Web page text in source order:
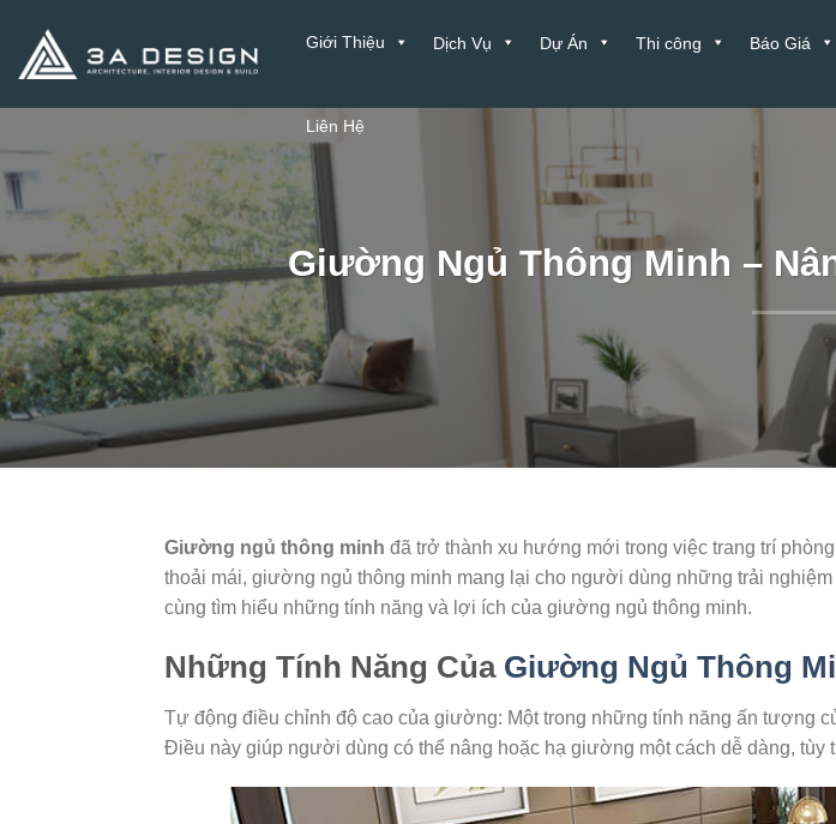
nội
dung
Giới Thiệu Dịch Vụ Dự Án Thi công Báo Giá
Liên Hệ
Giường Ngủ Thông Minh –
Giường ngủ thông minh đã trở thành xu hướng mới trong việc trang trí
thoải mái, giường ngủ thông minh mang lại cho người dùng những trải
cùng tìm hiểu những tính năng và lợi ích của giường ngủ thông minh.
Những Tính Năng Của Giường Ngủ Thông
Tự động điều chỉnh độ cao của giường: Một trong những tính năng ấn tượng
Điều này giúp người dùng có thể nâng hoặc hạ giường một cách dễ dàng, tùy